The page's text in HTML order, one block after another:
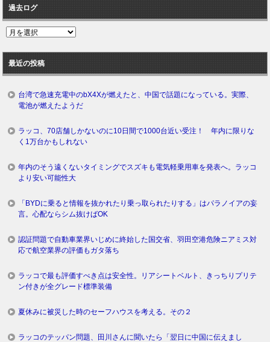
過去ログ
過
ロ
グ
最近の投稿
台湾で急速充電中のbX4Xが燃えたと、中国で話題になっている。実際、
電池が燃えたようだ
ラッコ、70店舗しかないのに10日間で1000台近い受注！ 年内に限りな
く1万台かもしれない
年内のそう遠くないタイミングでスズキも電気軽乗用車を発表へ。ラッコ
より安い可能性大
「BYDに乗ると情報を抜かれたり乗っ取られたりする」はパラノイアの妄
言。心配ならシム抜けばOK
認証問題で自動車業界いじめに終始した国交省、羽田空港危険ニアミス対
応で航空業界の評価もガタ落ち
ラッコで最も評価すべき点は安全性。リアシートベルト、きっちりプリテ
ン付きが全グレード標準装備
夏休みに被災した時のセーフハウスを考える。その２
ラッコのテッパン問題、田川さんに聞いたら「翌日に中国に伝えまし